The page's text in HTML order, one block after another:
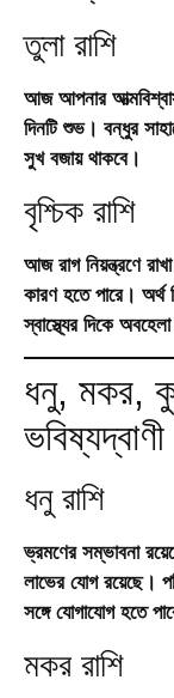
তুলা রাশি
আজ আপনার
দিনটি শুভ। বন্ধুর
সুখ বজায় থাকবে।
বৃশ্চিক রাশি
আজ রাগ নিয়ন্ত্রণে
কারণ হতে পারে। অর্থ
স্বাস্থ্যের দিকে
ধনু, মকর,
ভবিষ্যদ্বাণী
ধনু রাশি
ভ্রমণের সম্ভাবনা
লাভের যোগ রয়েছে।
সঙ্গে যোগাযোগ হতে
মকর রাশি